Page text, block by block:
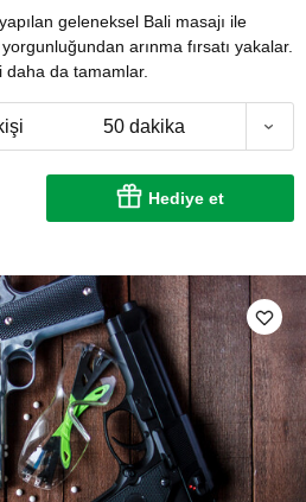
geleneksel Bali masajı ile
arınma fırsatı yakalar.
daha da tamamlar.
50 dakika
Hediye et